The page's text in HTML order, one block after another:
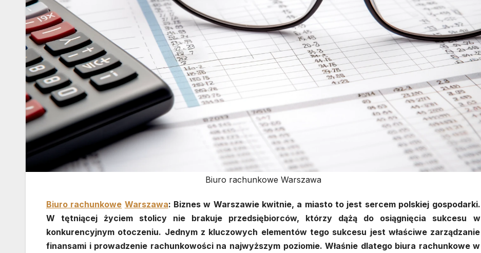
Biuro rachunkowe Warszawa
Biuro rachunkowe Warszawa: Biznes w Warszawie kwitnie, a miasto to jest sercem polskiej gospodarki.
W tętniącej życiem stolicy nie brakuje przedsiębiorców, którzy dążą do osiągnięcia sukcesu w
konkurencyjnym otoczeniu. Jednym z kluczowych elementów tego sukcesu jest właściwe zarządzanie
finansami i prowadzenie rachunkowości na najwyższym poziomie. Właśnie dlatego biura rachunkowe w